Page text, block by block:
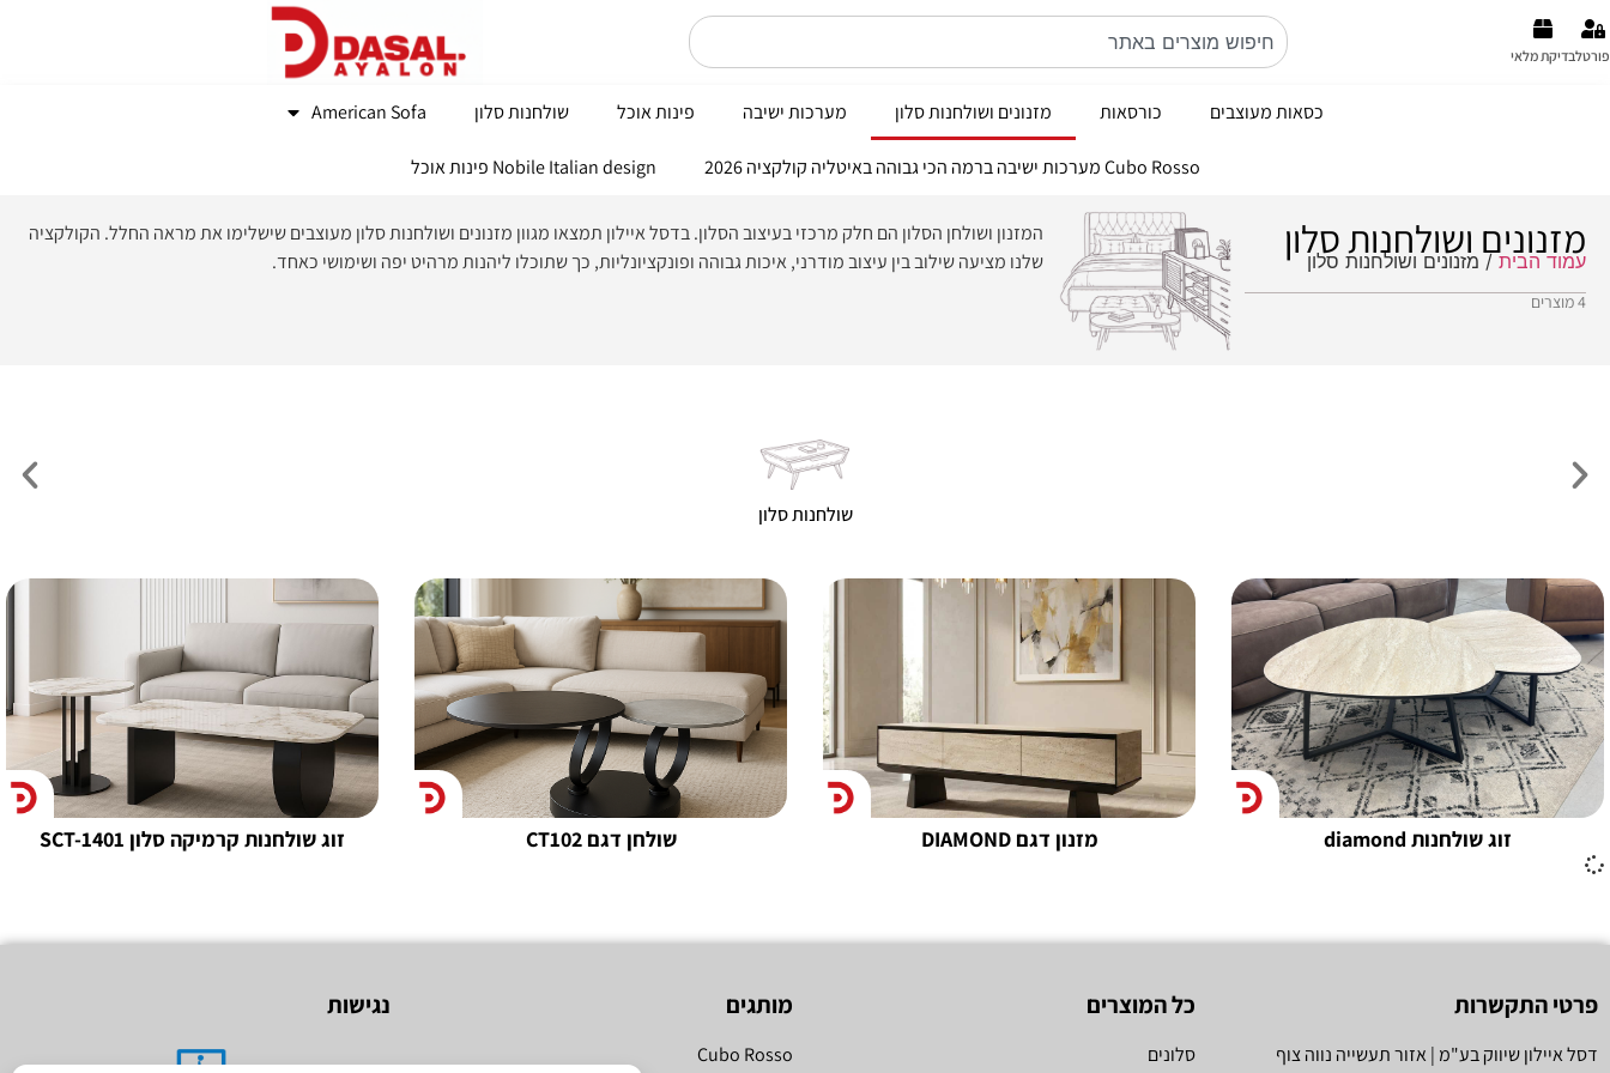
פורטלבדיקת מלאי
כסאות מעוצבים כורסאות מזנונים ושולחנות סלון מערכות ישיבה פינות אוכל שולחנות סלון American Sofa
Cubo Rosso מערכות ישיבה ברמה הכי גבוהה באיטליה קולקציה 2026 Nobile Italian design פינות אוכל
מזנונים ושולחנות סלון
עמוד הבית/ מזנונים ושולחנות סלון
4 מוצרים
המזנון ושולחן הסלון הם חלק מרכזי בעיצוב הסלון. בדסל איילון תמצאו מגוון מזנונים ושולחנות סלון מעוצבים שישלימו את מראה החלל. הקולקציה
שלנו מציעה שילוב בין עיצוב מודרני, איכות גבוהה ופונקציונליות, כך שתוכלו ליהנות מרהיט יפה ושימושי כאחד.
שולחנות סלון
זוג שולחנות diamond מזנון דגם DIAMOND שולחן דגם CT102 זוג שולחנות קרמיקה סלון SCT-1401
פרטי התקשרות
דסל איילון שיווק בע"מ | אזור תעשייה נווה צוף
כל המוצרים
סלונים
מותגים
Cubo Rosso
נגישות